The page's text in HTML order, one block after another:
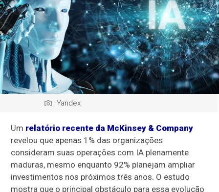
Yandex
Um relatório recente da McKinsey & Company
revelou que apenas 1% das organizações
consideram suas operações com IA plenamente
maduras, mesmo enquanto 92% planejam ampliar
investimentos nos próximos três anos. O estudo
mostra que o principal obstáculo para essa evolução